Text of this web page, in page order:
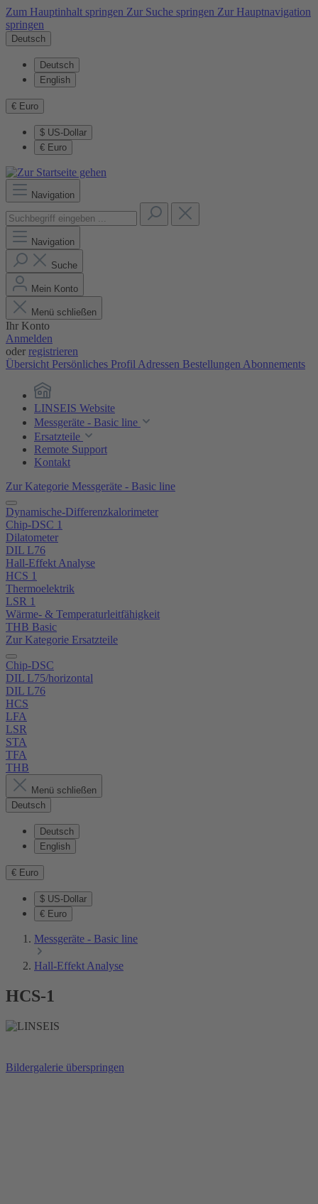
Zum Hauptinhalt springen Zur Suche springen Zur Hauptnavigation
springen
Deutsch
Deutsch
English
€ Euro
$ US-Dollar
€ Euro
Navigation
Navigation
Suche
Mein Konto
Menü schließen
Ihr Konto
Anmelden
oder registrieren
Übersicht Persönliches Profil Adressen Bestellungen Abonnements
LINSEIS Website
Messgeräte - Basic line
Ersatzteile
Remote Support
Kontakt
Zur Kategorie Messgeräte - Basic line
Dynamische-Differenzkalorimeter
Chip-DSC 1
Dilatometer
DIL L76
Hall-Effekt Analyse
HCS 1
Thermoelektrik
LSR 1
Wärme- & Temperaturleitfähigkeit
THB Basic
Zur Kategorie Ersatzteile
Chip-DSC
DIL L75/horizontal
DIL L76
HCS
LFA
LSR
STA
TFA
THB
Menü schließen
Deutsch
Deutsch
English
€ Euro
$ US-Dollar
€ Euro
Messgeräte - Basic line
Hall-Effekt Analyse
HCS-1
Bildergalerie überspringen